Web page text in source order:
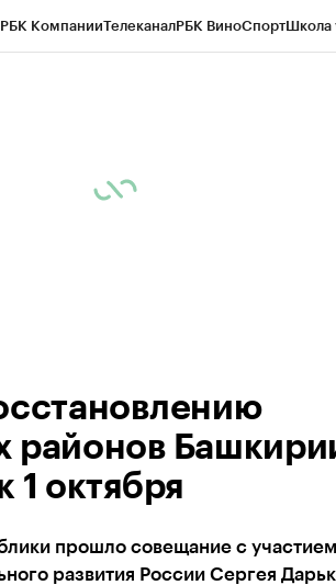
РБК КомпанииТелеканалРБК ВиноСпортШкола
районов
1 октября
прошло совещание с участием
развития России Сергея